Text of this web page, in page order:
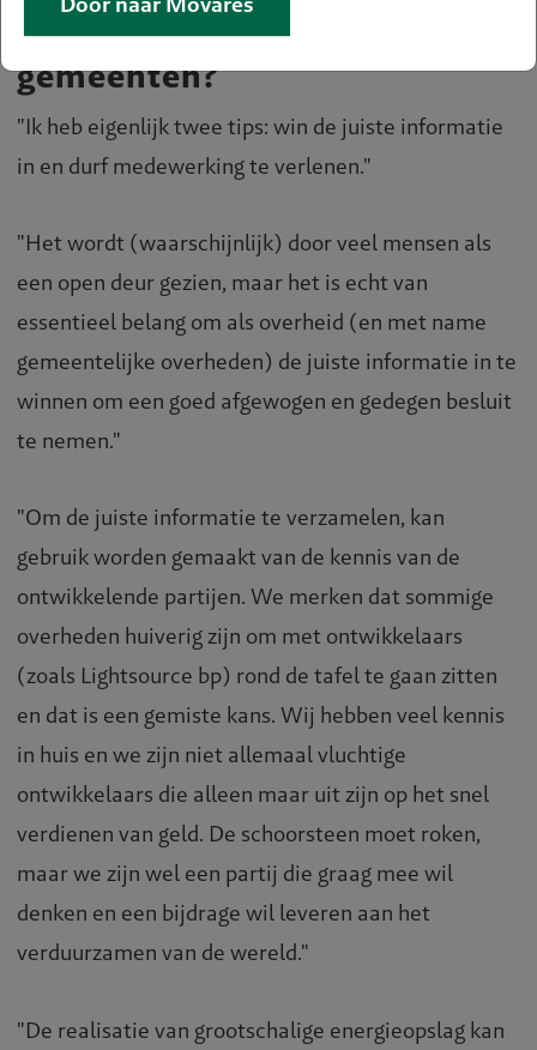
Heb je nog een tip voor
gemeenten?
"Ik heb eigenlijk twee tips: win de juiste informatie
in en durf medewerking te verlenen."
"Het wordt (waarschijnlijk) door veel mensen als
een open deur gezien, maar het is echt van
essentieel belang om als overheid (en met name
gemeentelijke overheden) de juiste informatie in te
winnen om een goed afgewogen en gedegen besluit
te nemen."
"Om de juiste informatie te verzamelen, kan
gebruik worden gemaakt van de kennis van de
ontwikkelende partijen. We merken dat sommige
overheden huiverig zijn om met ontwikkelaars
(zoals Lightsource bp) rond de tafel te gaan zitten
en dat is een gemiste kans. Wij hebben veel kennis
in huis en we zijn niet allemaal vluchtige
ontwikkelaars die alleen maar uit zijn op het snel
verdienen van geld. De schoorsteen moet roken,
maar we zijn wel een partij die graag mee wil
denken en een bijdrage wil leveren aan het
verduurzamen van de wereld."
"De realisatie van grootschalige energieopslag kan